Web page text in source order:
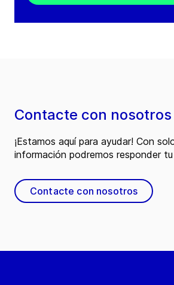
Contacte con nosotros
¡Estamos aquí para ayudar! Con
información podremos responder
Contacte con nosotros